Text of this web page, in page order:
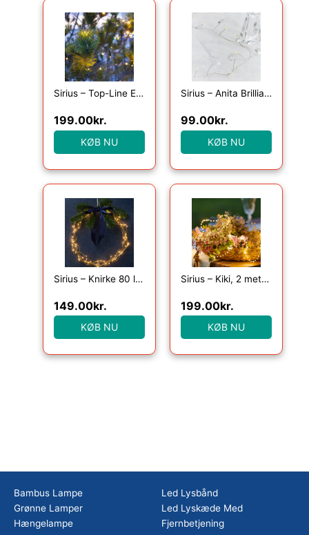
Sirius – Top-Line Energy Net Supplementsæt 100L
199.00kr.
KØB NU
Sirius – Anita Brilliant, 20LED, Klar, 1,05+25cm
99.00kr.
KØB NU
Sirius – Knirke 80 lys, Klar/Guld
149.00kr.
KØB NU
Sirius – Kiki, 2 meter lyskæde med 155 klare lys, Grøn
199.00kr.
KØB NU
Bambus Lampe
Grønne Lamper
Hængelampe
Led Lysbånd
Led Lyskæde Med
Fjernbetjening